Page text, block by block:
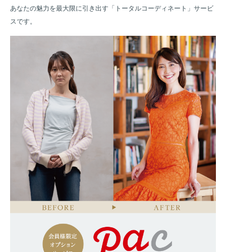
前妻を病気で亡くしてから6年。これからの将来を共に過ごせる
婚活というよりは、趣味を通して出会った方を食事に誘う程度だ
お相手の希望条件
44～53歳、喫煙されない方、派手ではない感じの方、お料理
のできる方
お互いの価値観を尊重し合いながら、言うべきことは言えると
いう方
紹介数
93名 20%
成婚までの期間
13ヵ月
Jさんの活動詳細を見る
あなたの魅力を最大限に引き出す「トータルコーディネート」サービ
スです。